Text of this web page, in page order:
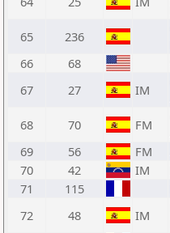
65 236
66
68
67
27 IM
68 70 FM
69
56 FM
70
42 IM
71
115
72
48 IM